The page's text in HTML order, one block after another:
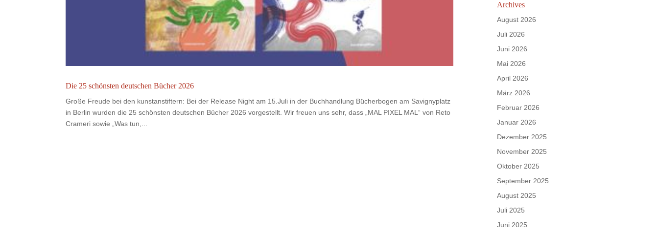
Die 25 schönsten deutschen Bücher 2026
Große Freude bei den kunstanstiftern: Bei der Release Night am 15.Juli in der Buchhandlung Bücherbogen am Savignyplatz
in Berlin wurden die 25 schönsten deutschen Bücher 2026 vorgestellt. Wir freuen uns sehr, dass „MAL PIXEL MAL“ von Reto
Crameri sowie „Was tun,...
Archives
August 2026
Juli 2026
Juni 2026
Mai 2026
April 2026
März 2026
Februar 2026
Januar 2026
Dezember 2025
November 2025
Oktober 2025
September 2025
August 2025
Juli 2025
Juni 2025